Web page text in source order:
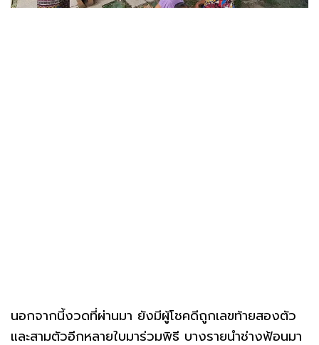
นอกจากนี้งวดที่ผ่านมา ยังมีผู้โชคดีถูกเลขท้ายสองตัว
และสามตัวอีกหลายใบมาร่วมพิธี บางรายนำช่างฟ้อนมา